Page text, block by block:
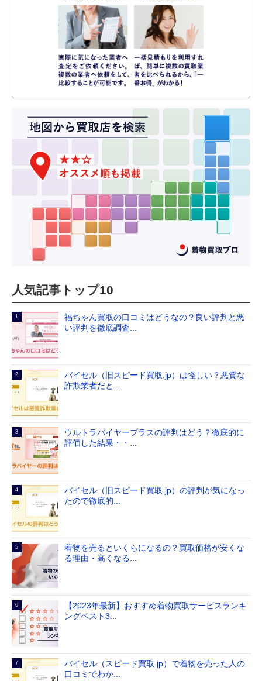
人気記事トップ10
福ちゃん買取の口コミはどうなの？良い評判と悪
い評判を徹底調査...
バイセル（旧スピード買取.jp）は怪しい？悪質な
詐欺業者だと...
ウルトラバイヤープラスの評判はどう？徹底的に
評価した結果・・...
バイセル（旧スピード買取.jp）の評判が気になっ
たので徹底的...
着物を売るといくらになるの？買取価格が安くな
る理由・高くなる...
【2023年最新】おすすめ着物買取サービスランキ
ングベスト3...
バイセル（スピード買取.jp）で着物を売った人の
口コミでわか...